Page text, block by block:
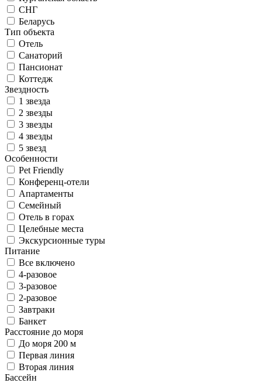
СНГ
Беларусь
Тип объекта
Отель
Санаторий
Пансионат
Коттедж
Звездность
1 звезда
2 звезды
3 звезды
4 звезды
5 звезд
Особенности
Pet Friendly
Конференц-отели
Апартаменты
Семейный
Отель в горах
Целебные места
Экскурсионные туры
Питание
Все включено
4-разовое
3-разовое
2-разовое
Завтраки
Банкет
Расстояние до моря
До моря 200 м
Первая линия
Вторая линия
Бассейн